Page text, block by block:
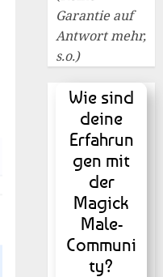
Garantie auf
Antwort mehr,
s.o.)
Wie sind
deine
Erfahrun
gen mit
der
Magick
Male-
Communi
ty?